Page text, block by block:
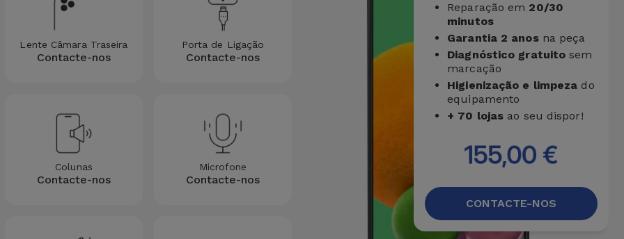
Lente Câmara Traseira
Contacte-nos
Porta de Ligação
Contacte-nos
Colunas
Contacte-nos
Microfone
Contacte-nos
Reparação em 20/30
minutos
Garantia 2 anosna peça
Diagnóstico gratuito sem
marcação
Higienização e limpeza do
equipamento
+ 70 lojas ao seu dispor!
155,00 €
CONTACTE-NOS